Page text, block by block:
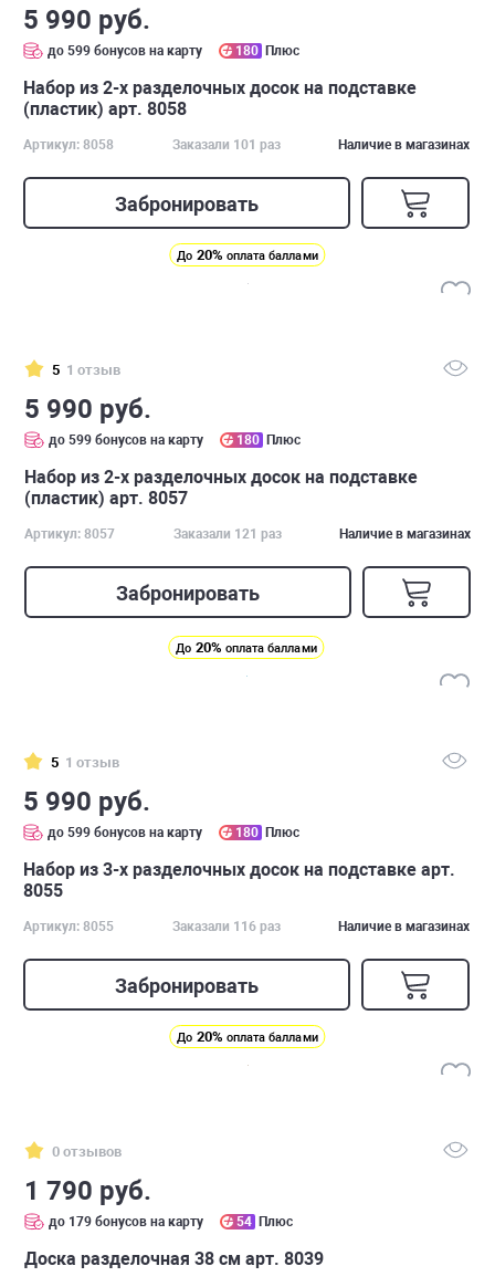
5 990 руб.
до 599 бонусов на карту 180 Плюс
Набор из 2-х разделочных досок на подставке
(пластик) арт. 8058
Артикул: 8058 Заказали 101 раз Наличие в магазинах
Забронировать
До 20% оплата баллами
5 1 отзыв
5 990 руб.
до 599 бонусов на карту 180 Плюс
Набор из 2-х разделочных досок на подставке
(пластик) арт. 8057
Артикул: 8057 Заказали 121 раз Наличие в магазинах
Забронировать
До 20% оплата баллами
5 1 отзыв
5 990 руб.
до 599 бонусов на карту 180 Плюс
Набор из 3-х разделочных досок на подставке арт.
8055
Артикул: 8055 Заказали 116 раз Наличие в магазинах
Забронировать
До 20% оплата баллами
0 отзывов
1 790 руб.
до 179 бонусов на карту 54 Плюс
Доска разделочная 38 см арт. 8039